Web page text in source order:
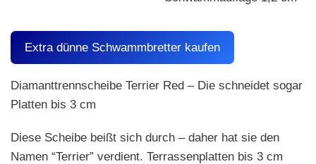
Extra dünne Schwammbretter kaufen
Diamanttrennscheibe Terrier Red – Die schneidet sogar
Platten bis 3 cm
Diese Scheibe beißt sich durch – daher hat sie den
Namen “Terrier” verdient. Terrassenplatten bis 3 cm